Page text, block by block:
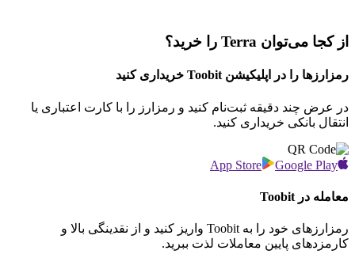
از کجا می‌توان Terra را خرید؟
رمزارزها را در اپلیکیشن Toobit خریداری کنید
در عرض چند دقیقه ثبت‌نام کنید و رمزارز را با کارت اعتباری یا
انتقال بانکی خریداری کنید.
App Store Google Play
معامله در Toobit
رمزارزهای خود را به Toobit واریز کنید و از نقدینگی بالا و
کارمزدهای پایین معاملات لذت ببرید.